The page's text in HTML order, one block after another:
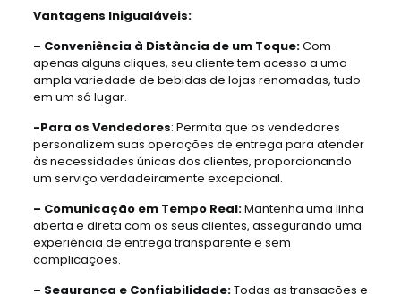
Vantagens Inigualáveis:
– Conveniência à Distância de um Toque:Com
apenas alguns cliques, seu cliente tem acesso a uma
ampla variedade de bebidas de lojas renomadas, tudo
em um só lugar.
-Para os Vendedores: Permita que os vendedores
personalizem suas operações de entrega para atender
às necessidades únicas dos clientes, proporcionando
um serviço verdadeiramente excepcional.
– Comunicação em Tempo Real:Mantenha uma linha
aberta e direta com os seus clientes, assegurando uma
experiência de entrega transparente e sem
complicações.
– Segurança e Confiabilidade:Todas as transações e